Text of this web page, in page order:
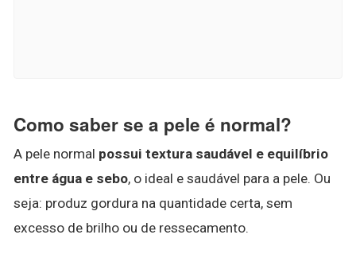
Como saber se a pele é normal?
A pele normal possui textura saudável e equilíbrio
entre água e sebo, o ideal e saudável para a pele. Ou
seja: produz gordura na quantidade certa, sem
excesso de brilho ou de ressecamento.